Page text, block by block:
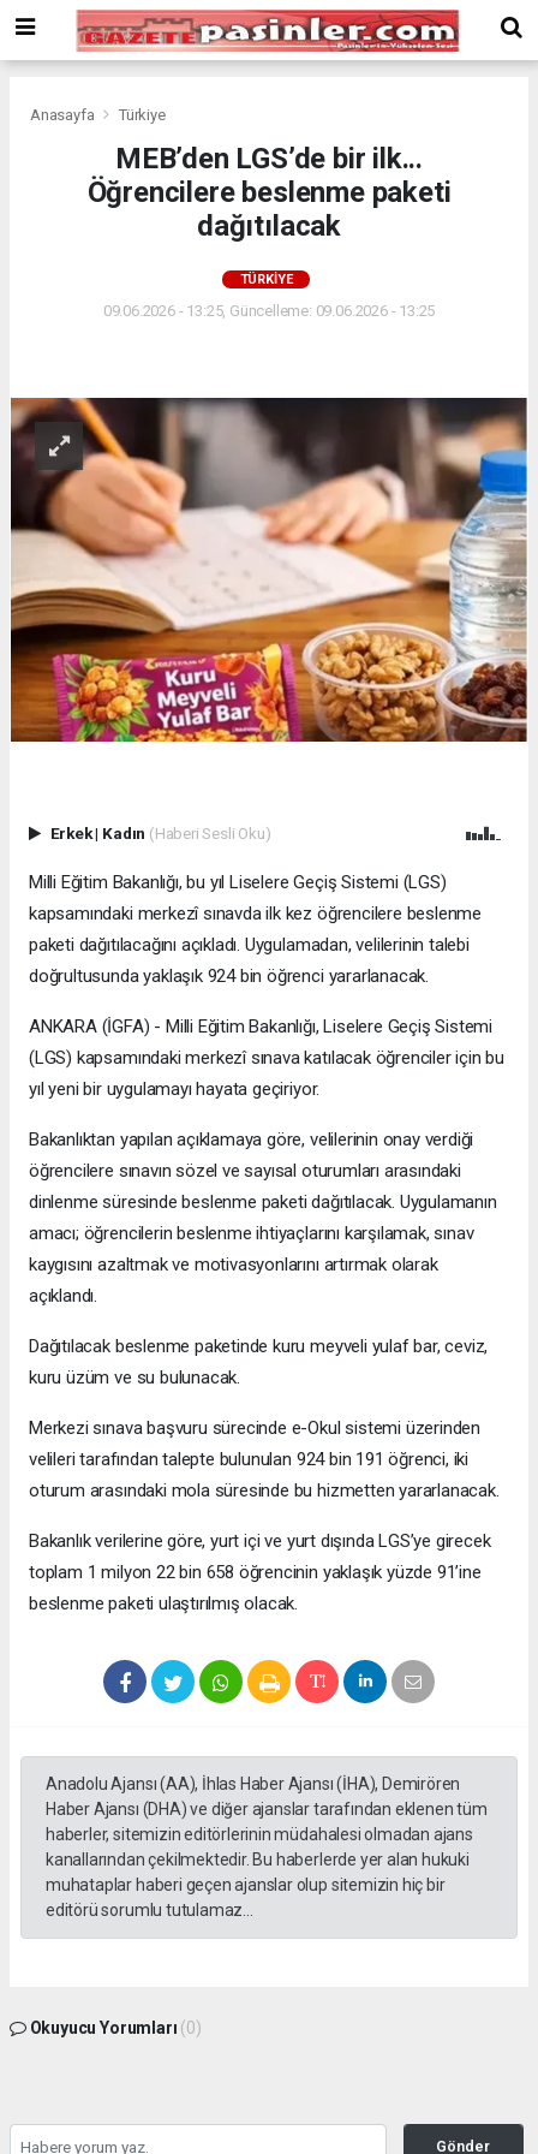
Bonusu
Veren
deneme
Anasayfa Türkiye
MEB’den LGS’de bir ilk...
Öğrencilere beslenme paketi
dağıtılacak
TÜRKIYE
09.06.2026 - 13:25, Güncelleme: 09.06.2026 - 13:25
Erkek| Kadın (Haberi Sesli Oku)
Milli Eğitim Bakanlığı, bu yıl Liselere Geçiş Sistemi (LGS)
kapsamındaki merkezî sınavda ilk kez öğrencilere beslenme
paketi dağıtılacağını açıkladı. Uygulamadan, velilerinin talebi
doğrultusunda yaklaşık 924 bin öğrenci yararlanacak.
ANKARA (İGFA) - Milli Eğitim Bakanlığı, Liselere Geçiş Sistemi
(LGS) kapsamındaki merkezî sınava katılacak öğrenciler için bu
yıl yeni bir uygulamayı hayata geçiriyor.
Bakanlıktan yapılan açıklamaya göre, velilerinin onay verdiği
öğrencilere sınavın sözel ve sayısal oturumları arasındaki
dinlenme süresinde beslenme paketi dağıtılacak. Uygulamanın
amacı; öğrencilerin beslenme ihtiyaçlarını karşılamak, sınav
kaygısını azaltmak ve motivasyonlarını artırmak olarak
açıklandı.
Dağıtılacak beslenme paketinde kuru meyveli yulaf bar, ceviz,
kuru üzüm ve su bulunacak.
Merkezi sınava başvuru sürecinde e-Okul sistemi üzerinden
velileri tarafından talepte bulunulan 924 bin 191 öğrenci, iki
oturum arasındaki mola süresinde bu hizmetten yararlanacak.
Bakanlık verilerine göre, yurt içi ve yurt dışında LGS’ye girecek
toplam 1 milyon 22 bin 658 öğrencinin yaklaşık yüzde 91’ine
beslenme paketi ulaştırılmış olacak.
Anadolu Ajansı (AA), İhlas Haber Ajansı (İHA), Demirören
Haber Ajansı (DHA) ve diğer ajanslar tarafından eklenen tüm
haberler, sitemizin editörlerinin müdahalesi olmadan ajans
kanallarından çekilmektedir. Bu haberlerde yer alan hukuki
muhataplar haberi geçen ajanslar olup sitemizin hiç bir
editörü sorumlu tutulamaz...
Okuyucu Yorumları (0)
Gönder